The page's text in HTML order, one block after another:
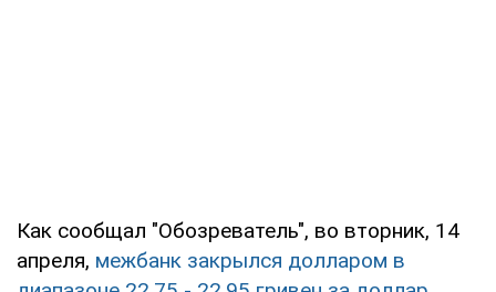
Как сообщал "Обозреватель", во вторник, 14
апреля, межбанк закрылся долларом в